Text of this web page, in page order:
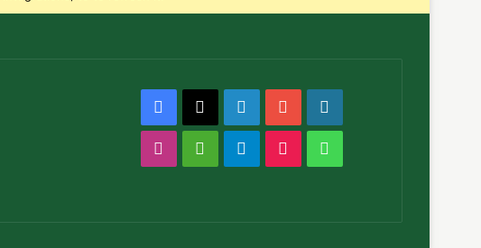
Facebook LinkedInYouTube
Instagram
MediumTelegramTikTok